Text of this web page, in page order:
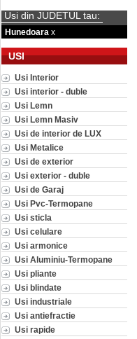
Usi din JUDETUL tau:
Hunedoara x
USI
Usi Interior
Usi interior - duble
Usi Lemn
Usi Lemn Masiv
Usi de interior de LUX
Usi Metalice
Usi de exterior
Usi exterior - duble
Usi de Garaj
Usi Pvc-Termopane
Usi sticla
Usi celulare
Usi armonice
Usi Aluminiu-Termopane
Usi pliante
Usi blindate
Usi industriale
Usi antiefractie
Usi rapide